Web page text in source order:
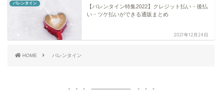
バレンタイン
【バレンタイン特集2022】クレジット払い・後払
い・ツケ払いができる通販まとめ
2021年12月24日
HOME バレンタイン